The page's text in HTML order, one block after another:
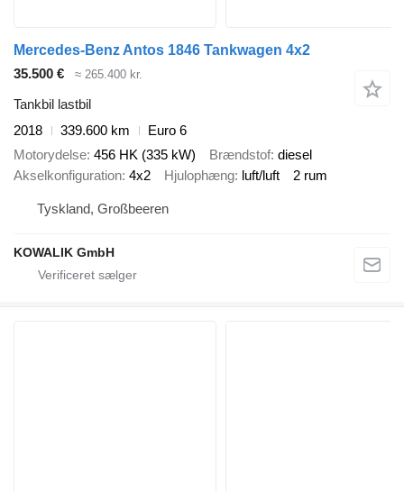
Mercedes-Benz Antos 1846 Tankwagen 4x2
35.500 €
≈ 265.400 kr.
Tankbil lastbil
2018
339.600 km
Euro 6
Motorydelse 456 HK (335 kW) Brændstof diesel
Akselkonfiguration 4x2 Hjulophæng luft/luft 2 rum
Tyskland, Großbeeren
KOWALIK GmbH